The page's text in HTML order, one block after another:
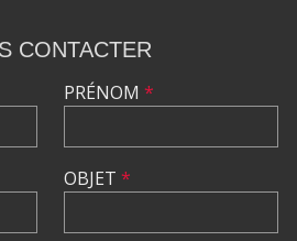
CONTACTER
PRÉNOM *
OBJET *